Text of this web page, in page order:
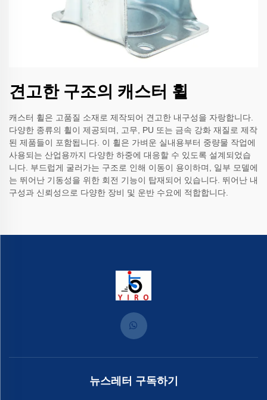
견고한 구조의 캐스터 휠
캐스터 휠은 고품질 소재로 제작되어 견고한 내구성을 자랑합니다.
다양한 종류의 휠이 제공되며, 고무, PU 또는 금속 강화 재질로 제작
된 제품들이 포함됩니다. 이 휠은 가벼운 실내용부터 중량물 작업에
사용되는 산업용까지 다양한 하중에 대응할 수 있도록 설계되었습
니다. 부드럽게 굴러가는 구조로 인해 이동이 용이하며, 일부 모델에
는 뛰어난 기동성을 위한 회전 기능이 탑재되어 있습니다. 뛰어난 내
구성과 신뢰성으로 다양한 장비 및 운반 수요에 적합합니다.
뉴스레터 구독하기